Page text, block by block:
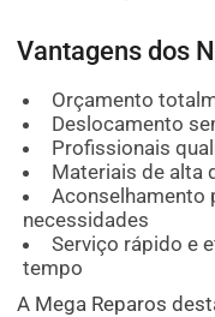
Vantagens dos
Orçamento
Deslocamento
Profissionais
Materiais de alta
Aconselhamento
necessidades
Serviço rápido e
tempo
A Mega Reparos